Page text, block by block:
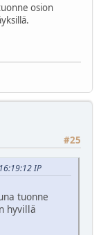
osion
#25
IP
tuonne
hyvillä